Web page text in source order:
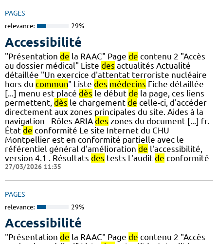
PAGES
relevance: 29%
Accessibilité
"Présentation de la RAAC" Page de contenu 2 "Accès
au dossier médical" Liste des actualités Actualité
détaillée "Un exercice d'attentat terroriste nucléaire
hors du commun" Liste des médecins Fiche détaillée
[...] menu est placé dès le début de la page, ces liens
permettent, dès le chargement de celle-ci, d'accéder
directement aux zones principales du site. Aides à la
navigation - Rôles ARIA des zones du document [...] fr.
État de conformité Le site Internet du CHU
Montpellier est en conformité partielle avec le
référentiel général d'amélioration de l'accessibilité,
version 4.1 . Résultats des tests L'audit de conformité
27/03/2026 11:35
PAGES
relevance: 29%
Accessibilité
"Présentation de la RAAC" Page de contenu 2 "Accès